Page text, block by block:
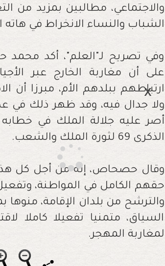
والاجتماعي، مطالبين بمزيد من
الشباب والنساء الانخراط في هاته
وفي تصريح لـ"العلم"، أكد
على أن مغاربة الخارج عبر
ارتباطهم ببلدهم الأم، مبرزا أن
الذكرى 69 لثورة الملك والشعب.
وقال حصحاص، إنه من أجل كل
حقهم الكامل في المواطنة،
والترشح من بلدان الإقامة،
السياق، متمنيا تفعيلا كاملا
لمغاربة المهجر.